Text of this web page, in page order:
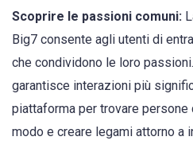
Scoprire le passioni comuni:
Big7 consente agli utenti di
che condividono le loro
garantisce interazioni più
piattaforma per trovare
modo e creare legami attorno a